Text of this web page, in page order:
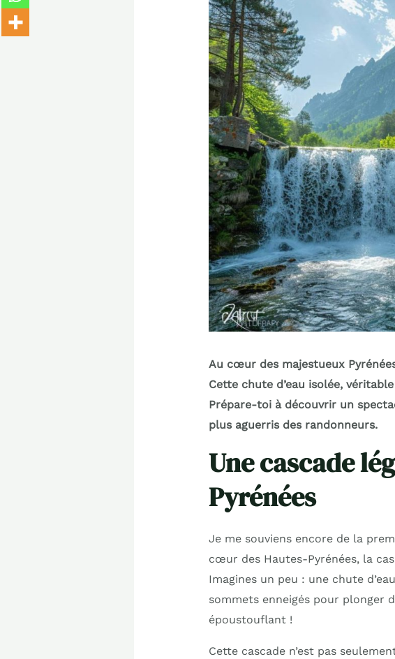
Au cœur des majestueux
Cette chute d’eau isolée,
Prépare-toi à découvrir un
plus aguerris des randonneurs.
Une cascade
Pyrénées
Je me souviens encore de la
cœur des Hautes-Pyrénées, la
Imagines un peu : une chute
sommets enneigés pour plonger
époustouflant !
Cette cascade n’est pas